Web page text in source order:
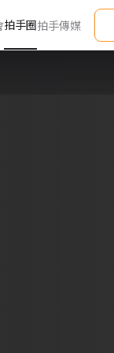
拍手圈拍手傳媒